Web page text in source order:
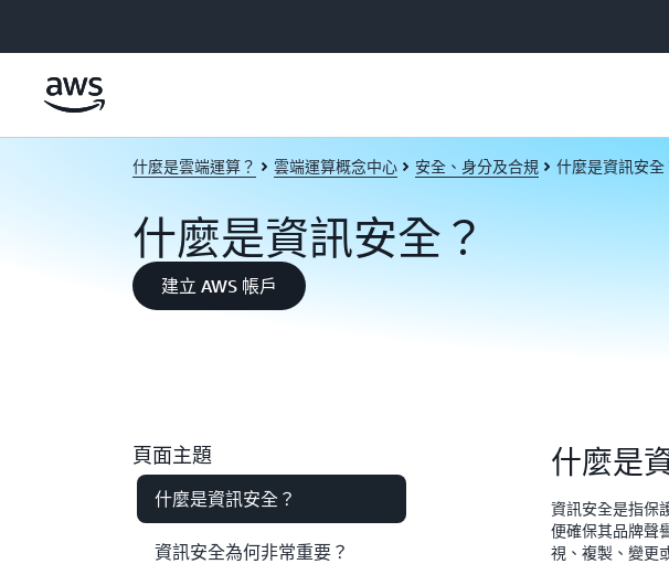
什麼是雲端運算？ 雲端運算概念中心 安全、身分及合規 什麼是資訊安全
什麼是資訊安全？
建立 AWS 帳戶
頁面主題
什麼是資訊安全？
資訊安全為何非常重要？
什麼是
資訊安全是指保
便確保其品牌聲
視、複製、變更